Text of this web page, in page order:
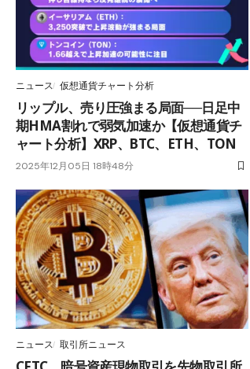
ニュース 仮想通貨チャート分析
リップル、売り圧強まる局面──日足中
期HMA割れで弱気加速か【仮想通貨チ
ャート分析】XRP、BTC、ETH、TON
2025年12月05日 18時48分
ニュース 取引所ニュース